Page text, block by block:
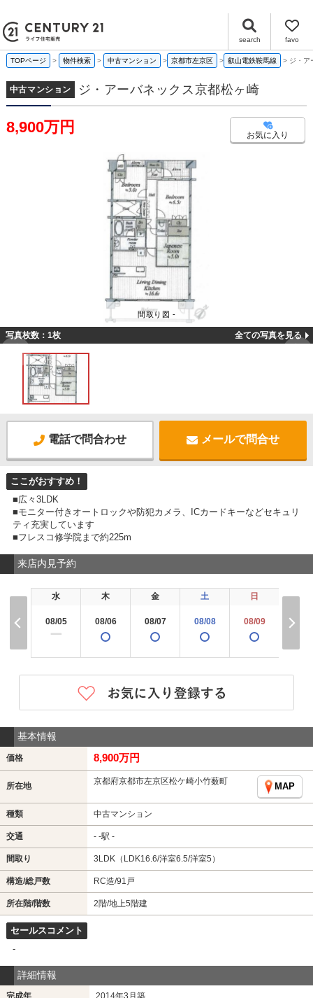
search favo
TOPページ 物件検索 中古マンション 京都市左京区 叡山電鉄鞍馬線 ジ・ア
中古マンション ジ・アーバネックス京都松ヶ崎
8,900万円 お気に入り
間取り図 -
写真枚数：1枚 全ての写真を見る
電話で問合わせ メールで問合せ
ここがおすすめ！
■広々3LDK
■モニター付きオートロックや防犯カメラ、ICカードキーなどセキュリ
ティ充実しています
■フレスコ修学院まで約225m
来店内見予約
水
08/05
ー
木
08/06
金
08/07
土
08/08
日
08/09 08/
基本情報
価格 8,900万円
所在地 京都府京都市左京区松ケ崎小竹薮町
MAP
種類 中古マンション
交通 - -駅 -
間取り 3LDK（LDK16.6/洋室6.5/洋室5）
構造/総戸数 RC造/91戸
所在階/階数 2階/地上5階建
セールスコメント
-
詳細情報
完成年 2014年3月築